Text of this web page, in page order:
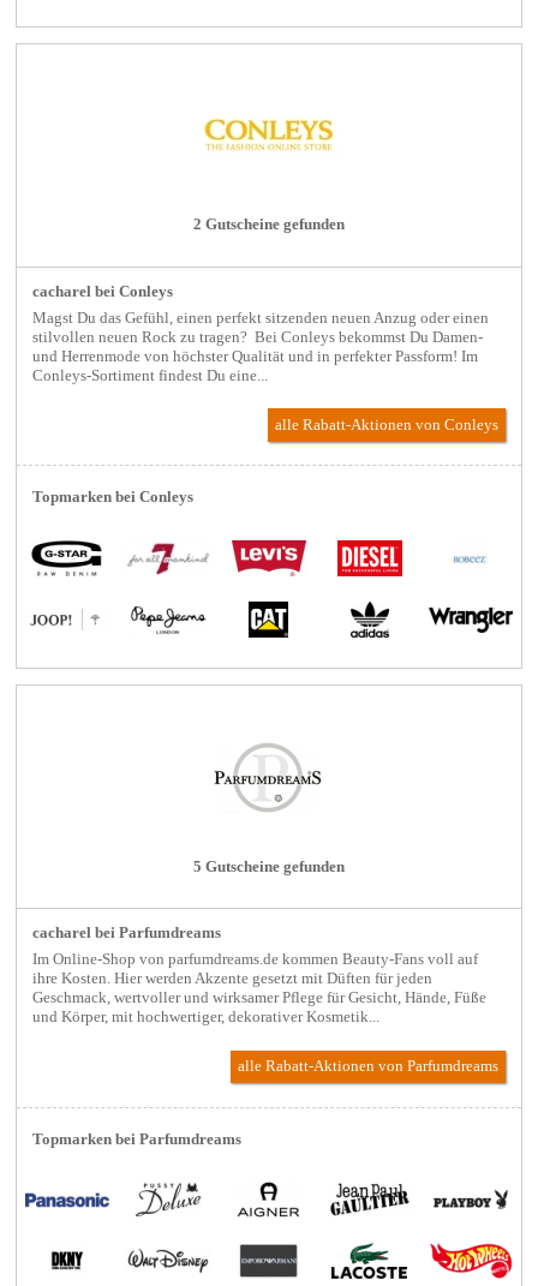
2 Gutscheine gefunden
cacharel bei Conleys
Magst Du das Gefühl, einen perfekt sitzenden neuen Anzug oder einen
stilvollen neuen Rock zu tragen? Bei Conleys bekommst Du Damen-
und Herrenmode von höchster Qualität und in perfekter Passform! Im
Conleys-Sortiment findest Du eine...
alle Rabatt-Aktionenvon Conleys
Topmarken bei Conleys
5 Gutscheine gefunden
cacharel bei Parfumdreams
Im Online-Shop von parfumdreams.de kommen Beauty-Fans voll auf
ihre Kosten. Hier werden Akzente gesetzt mit Düften für jeden
Geschmack, wertvoller und wirksamer Pflege für Gesicht, Hände, Füße
und Körper, mit hochwertiger, dekorativer Kosmetik...
alle Rabatt-Aktionenvon Parfumdreams
Topmarken bei Parfumdreams